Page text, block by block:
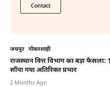
Contact
जयपुर नौकरशाही
राजस्थान वित्त विभाग का बड़ा
सौंपा गया अतिरिक्त प्रभार
2 Months Ago